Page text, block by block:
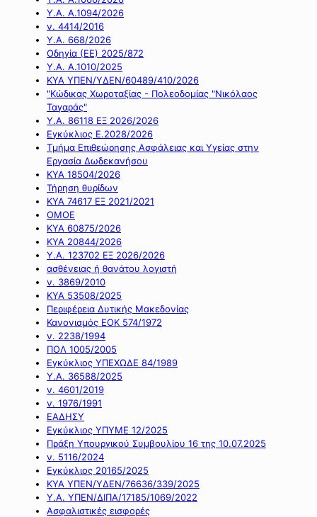
Υ.Α. Α.1094/2026
ν. 4414/2016
Y.A. 668/2026
Οδηγία (ΕΕ) 2025/872
Υ.Α. Α.1010/2025
ΚΥΑ ΥΠΕΝ/ΥΔΕΝ/60489/410/2026
"Κώδικας Χωροταξίας - Πολεοδομίας "Νικόλαος
Ταγαράς"
Υ.Α. 86118 ΕΞ 2026/2026
Εγκύκλιος Ε.2028/2026
Τμήμα Επιθεώρησης Ασφάλειας και Υγείας στην
Εργασία Δωδεκανήσου
ΚΥΑ 18504/2026
Τήρηση θυρίδων
ΚΥΑ 74617 ΕΞ 2021/2021
ΟΜΟΕ
ΚΥΑ 60875/2026
ΚΥΑ 20844/2026
Υ.Α. 123702 ΕΞ 2026/2026
ασθένειας ή θανάτου λογιστή
ν. 3869/2010
ΚΥΑ 53508/2025
Περιφέρεια Δυτικής Μακεδονίας
Κανονισμός ΕΟΚ 574/1972
ν. 2238/1994
ΠΟΛ 1005/2005
Εγκύκλιος ΥΠΕΧΩΔΕ 84/1989
Υ.Α. 36588/2025
ν. 4601/2019
ν. 1976/1991
ΕΑΔΗΣΥ
Εγκύκλιος ΥΠΥΜΕ 12/2025
Πράξη Υπουργικού Συμβουλίου 16 της 10.07.2025
ν. 5116/2024
Εγκύκλιος 20165/2025
ΚΥΑ ΥΠΕΝ/ΥΔΕΝ/76636/339/2025
Υ.Α. ΥΠΕΝ/ΔΙΠΑ/17185/1069/2022
Ασφαλιστικές εισφορές